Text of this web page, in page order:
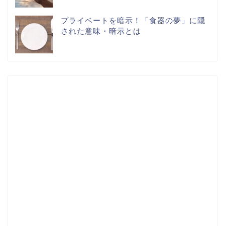
プライベートを暗示！「食器の夢」に隠
された意味・暗示とは